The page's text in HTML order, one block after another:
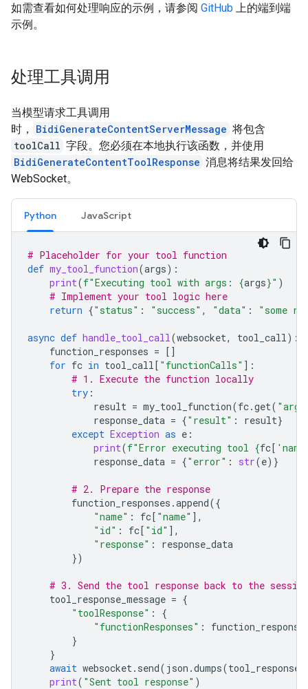
如需查看如何处理响应的示例，请参阅 GitHub 上的端到端
示例。
处理工具调用
当模型请求工具调用
时，
BidiGenerateContentServerMessage 将包含
toolCall 字段。您必须在本地执行该函数，并使用
BidiGenerateContentToolResponse 消息将结果发回给
WebSocket。
Python JavaScript
# Placeholder for your tool function
def my_tool_function(args):
print(f"Executing tool with args: {args}" )
# Implement your tool logic here
return {"status" : "success" , "data" : "some
async def handle_tool_call(websocket, tool_call):
function_responses = []
for fc in tool_call[ "functionCalls" ]:
# 1. Execute the function locally
try :
result = my_tool_function(fc.get(
response_data = {"result" : result}
except Exception as e :
print(f"Error executing tool {fc[
response_data = {"error" : str(e)}
# 2. Prepare the response
function_responses .append({
"name" : fc[ "name" ],
"id" : fc[ "id" ],
"response" :
response_data
})
# 3. Send the tool response back to the session
tool_response_message = {
"toolResponse" :
{
"functionResponses" :
}
}
await websocket. send( json .dumps(
print( "Sent tool response" )